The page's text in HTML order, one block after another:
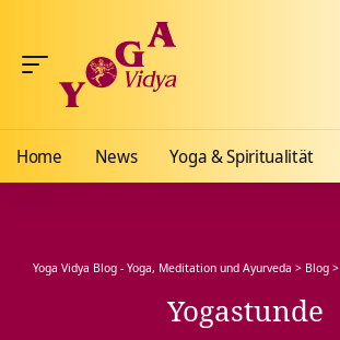
Home News Yoga & Spiritualität
Yoga Vidya Blog - Yoga, Meditation und Ayurveda > Blog>
Yogastunde